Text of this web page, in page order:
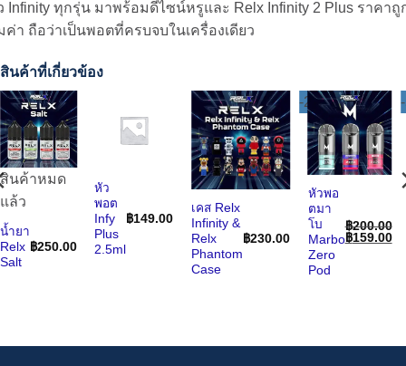
Infinity ทุกรุ่น มาพร้อมดีไซน์หรูและ Relx Infinity 2 Plus ราคาถู
ค่า ถือว่าเป็นพอตที่ครบจบในเครื่องเดียว
สินค้าที่เกี่ยวข้อง
สินค้าหมด
แล้ว
น้ำยา
Relx
Salt
฿250.00
หัว
พอต
Infy
Plus
2.5ml
฿149.00
เคส Relx
Infinity &
Relx
Phantom
Case
฿230.00
-21%
หัวพอ
ตมา
โบ
Marbo
Zero
Pod
฿200.00
Original
฿159.00